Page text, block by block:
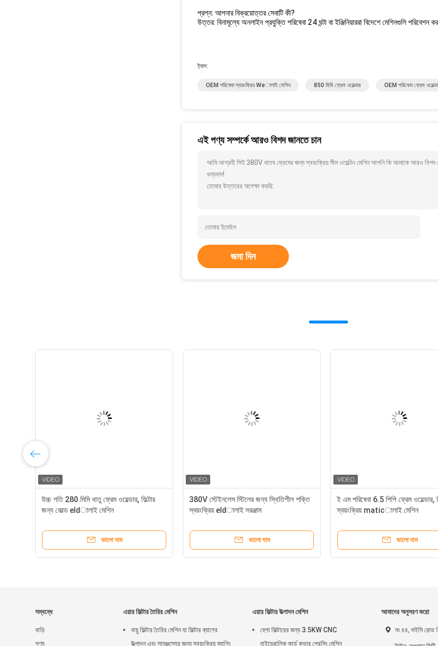
প্রশ্ন: আপনার বিক্রয়োত্তর সেবাটি কী?
উত্তর: বিনামূল্যে অনলাইন প্রযুক্তি পরিষেবা 24 ঘন্টা বা ইঞ্জিনিয়াররা বিদেশে মেশিনগুলি
ট্যাগ:
OEM পরিষেবা স্বয়ংক্রিয় Weালাই মেশিন 850 মিমি ফ্রেম ওয়েল্ডার OEM পরিষেবা ফ্রেম
এই পণ্য সম্পর্কে আরও বিশদ জানতে চান
আমি আগ্রহী সিই 380V ধাতব ফ্রেমের জন্য স্বয়ংক্রিয় সীম ওয়েল্ডিং মেশিন আপনি কি আমাকে আরও বিশদ
ধন্যবাদ!
তোমার উত্তরের অপেক্ষা করছি.
জমা দিন
উচ্চ গতি 280 মিমি ধাতু ফ্রেম ওয়েল্ডার, ফিল্টার
জন্য কোল্ড eldালাই মেশিন
ভালো দাম
380V স্টেইনলেস স্টিলের জন্য স্থিতিশীল শক্তি
স্বয়ংক্রিয় eldালাই সরঞ্জাম
ভালো দাম
ই এম পরিষেবা 6.5 পিপি ফ্রেম ওয়েল্ডার,
স্বয়ংক্রিয় maticালাই মেশিন
ভালো দাম
সম্বন্ধে
বাড়ি
পণ্য
এয়ার ফিল্টার তৈরির মেশিন
বায়ু ফিল্টার তৈরির মেশিন যা ফিল্টার ব্যাগের
উত্পাদন এবং সামঞ্জস্যের জন্য স্বয়ংক্রিয় ব্যাগিং
এয়ার ফিল্টার উত্পাদন মেশিন
হেপা ফিল্টারের জন্য 3.5KW CNC
হাইড্রোলিক কার্ড কভার প্রেসিং মেশিন
আমাদের অনুসরণ করো
নং ৪৪, শুইসি রোড